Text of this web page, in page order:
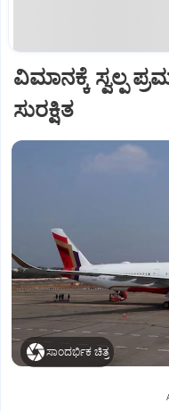
ವಿಮಾನಕ್ಕೆ ಸ್ವಲ್ಪ
ಸುರಕ್ಷಿತ
ಸಾಂದರ್ಭಿಕ ಚಿತ್ರ